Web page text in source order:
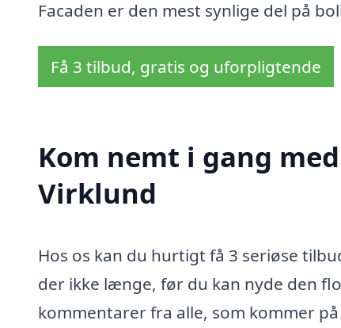
Facaden er den mest synlige del på
Få 3 tilbud, gratis og uforpligtende
Kom nemt i gang
Virklund
Hos os kan du hurtigt få 3 seriøse
der ikke længe, før du kan nyde den
kommentarer fra alle, som kommer